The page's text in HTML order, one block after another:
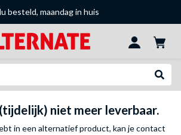
besteld, maandag in huis
niet meer leverbaar.
in een alternatief product, kan jecontact